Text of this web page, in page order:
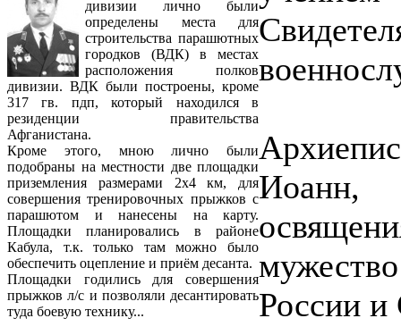
дивизии лично были
определены места для
строительства парашютных
городков (ВДК) в местах
расположения полков
дивизии. ВДК были построены, кроме
317 гв. пдп, который находился в
резиденции правительства
Афганистана.
Кроме этого, мною лично были
подобраны на местности две площадки
приземления размерами 2х4 км, для
совершения тренировочных прыжков с
парашютом и нанесены на карту.
Площадки планировались в районе
Кабула, т.к. только там можно было
обеспечить оцепление и приём десанта.
Площадки годились для совершения
прыжков л/с и позволяли десантировать
туда боевую технику...
Иоанн,
России и